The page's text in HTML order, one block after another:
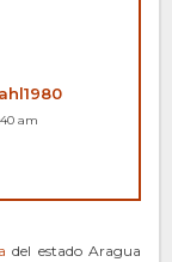
am
del estado Aragua